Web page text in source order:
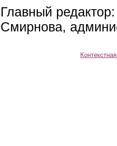
Главный
Смирнова,